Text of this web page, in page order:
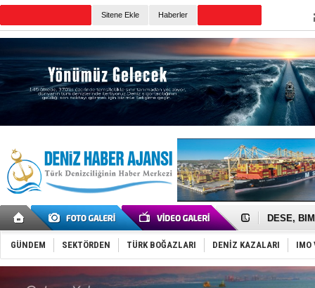
Sitene Ekle Haberler
İngiliz
DESE,
35 milyon
İnsansız
Yüzyıl
Anadolu
GÜNDEM SEKTÖRDEN TÜRK BOĞAZLARI DENİZ KAZALARI IMO